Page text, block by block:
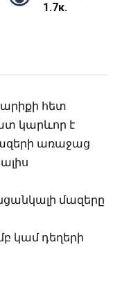
1.7к.
հետ
կարևոր է
առաջաց
մազերը
կամ դեղերի